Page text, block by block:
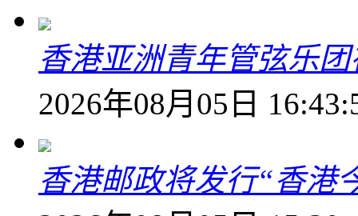
香港亚洲青年管弦乐
2026年08月05日
香港邮政将发行“香港